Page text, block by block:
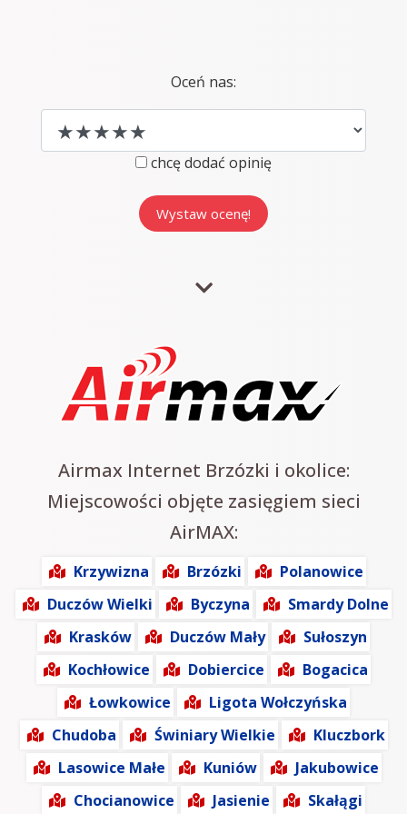
Oceń nas:
chcę dodać opinię
Airmax Internet Brzózki i okolice:
Miejscowości objęte zasięgiem sieci
AirMAX:
Krzywizna Brzózki
Polanowice
Duczów Wielki
Byczyna
Smardy Dolne
Krasków
Duczów Mały
Sułoszyn
Kochłowice
Dobiercice
Bogacica
Łowkowice
Ligota Wołczyńska
Chudoba
Świniary Wielkie
Kluczbork
Lasowice Małe
Kuniów
Jakubowice
Chocianowice
Jasienie Skałągi